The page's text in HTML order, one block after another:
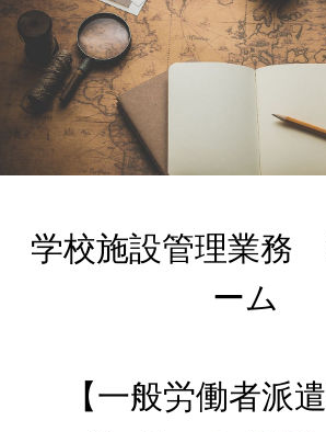
学校施設管理業務
ーム
【一般労働者派